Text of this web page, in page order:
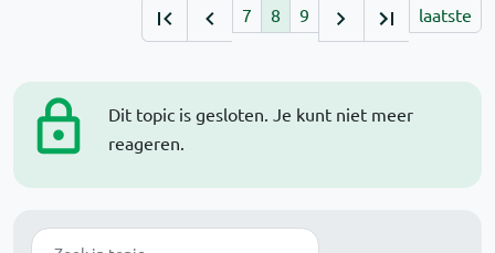
Dit topic is gesloten. Je kunt niet meer
reageren.
Zoek
7 8 9 laatste